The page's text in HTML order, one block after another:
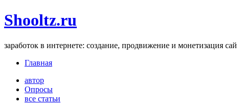
Shooltz.ru
заработок в интернете: создание, продвижение и монетизация
Главная
автор
Опросы
все статьи